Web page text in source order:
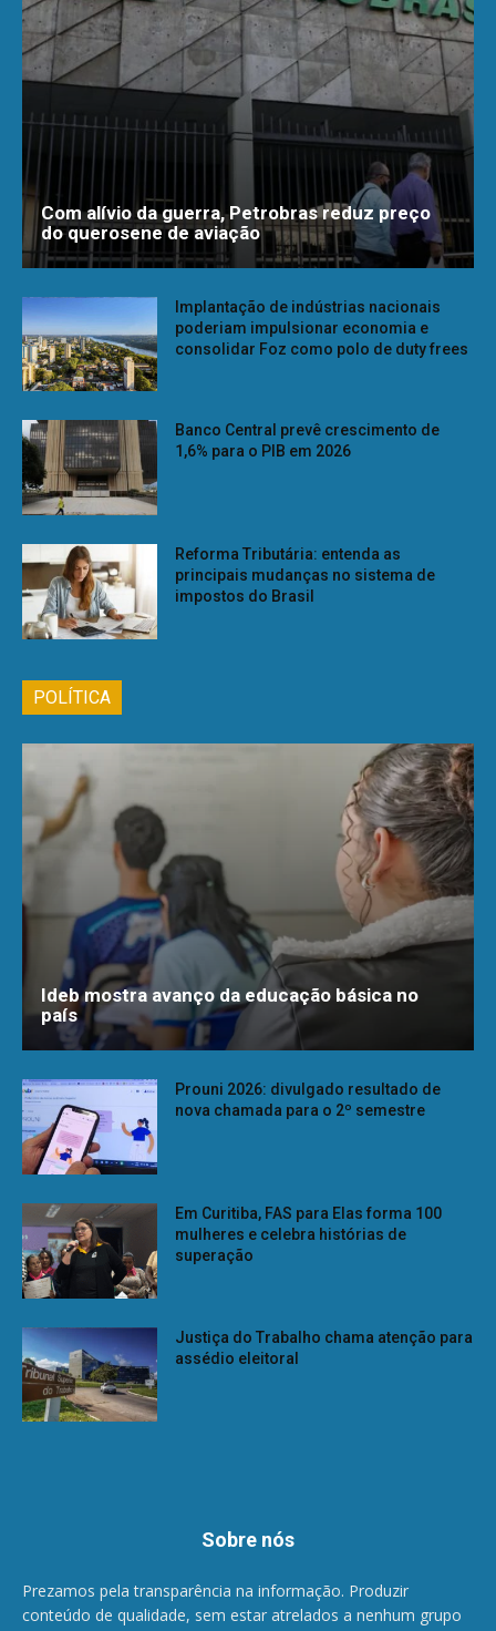
Com alívio da guerra, Petrobras reduz preço
do querosene de aviação
Implantação de indústrias nacionais
poderiam impulsionar economia e
consolidar Foz como polo de duty frees
Banco Central prevê crescimento de
1,6% para o PIB em 2026
Reforma Tributária: entenda as
principais mudanças no sistema de
impostos do Brasil
POLÍTICA
Ideb mostra avanço da educação básica no
país
Prouni 2026: divulgado resultado de
nova chamada para o 2º semestre
Em Curitiba, FAS para Elas forma 100
mulheres e celebra histórias de
superação
Justiça do Trabalho chama atenção para
assédio eleitoral
Sobre nós
Prezamos pela transparência na informação. Produzir
conteúdo de qualidade, sem estar atrelados a nenhum grupo